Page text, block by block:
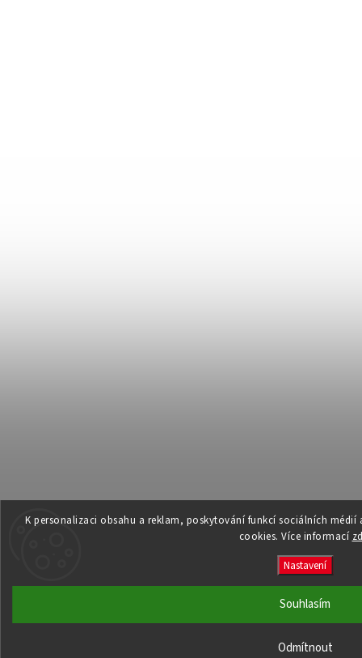
K personalizaci obsahu a reklam, poskytování funkcí sociálních
cookies. Více informací
Nastavení
Odmítnout
Souhlasím